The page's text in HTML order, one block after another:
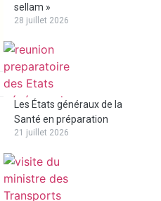
sellam »
28 juillet 2026
Les États généraux de la
Santé en préparation
21 juillet 2026